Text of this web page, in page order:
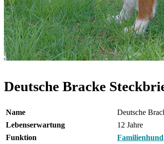
Deutsche Bracke
Name Deutsche
Lebenserwartung
12 Jahre
Funktion
Familienhund